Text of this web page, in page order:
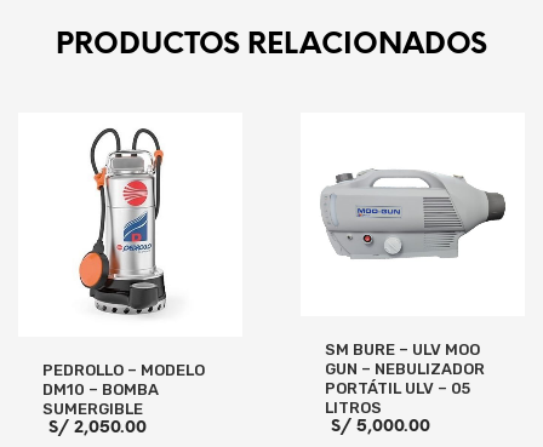
PRODUCTOS RELACIONADOS
PEDROLLO – MODELO
DM10 – BOMBA
SUMERGIBLE
S/ 2,050.00
SM BURE – ULV MOO
GUN – NEBULIZADOR
PORTÁTIL ULV – 05
LITROS
S/5,000.00